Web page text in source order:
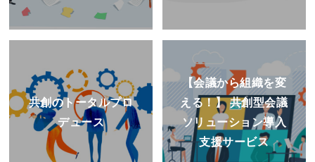
共創のトータルプロ
デュース
【会議から組織を変
える！】 共創型会議
ソリューション導入
支援サービス